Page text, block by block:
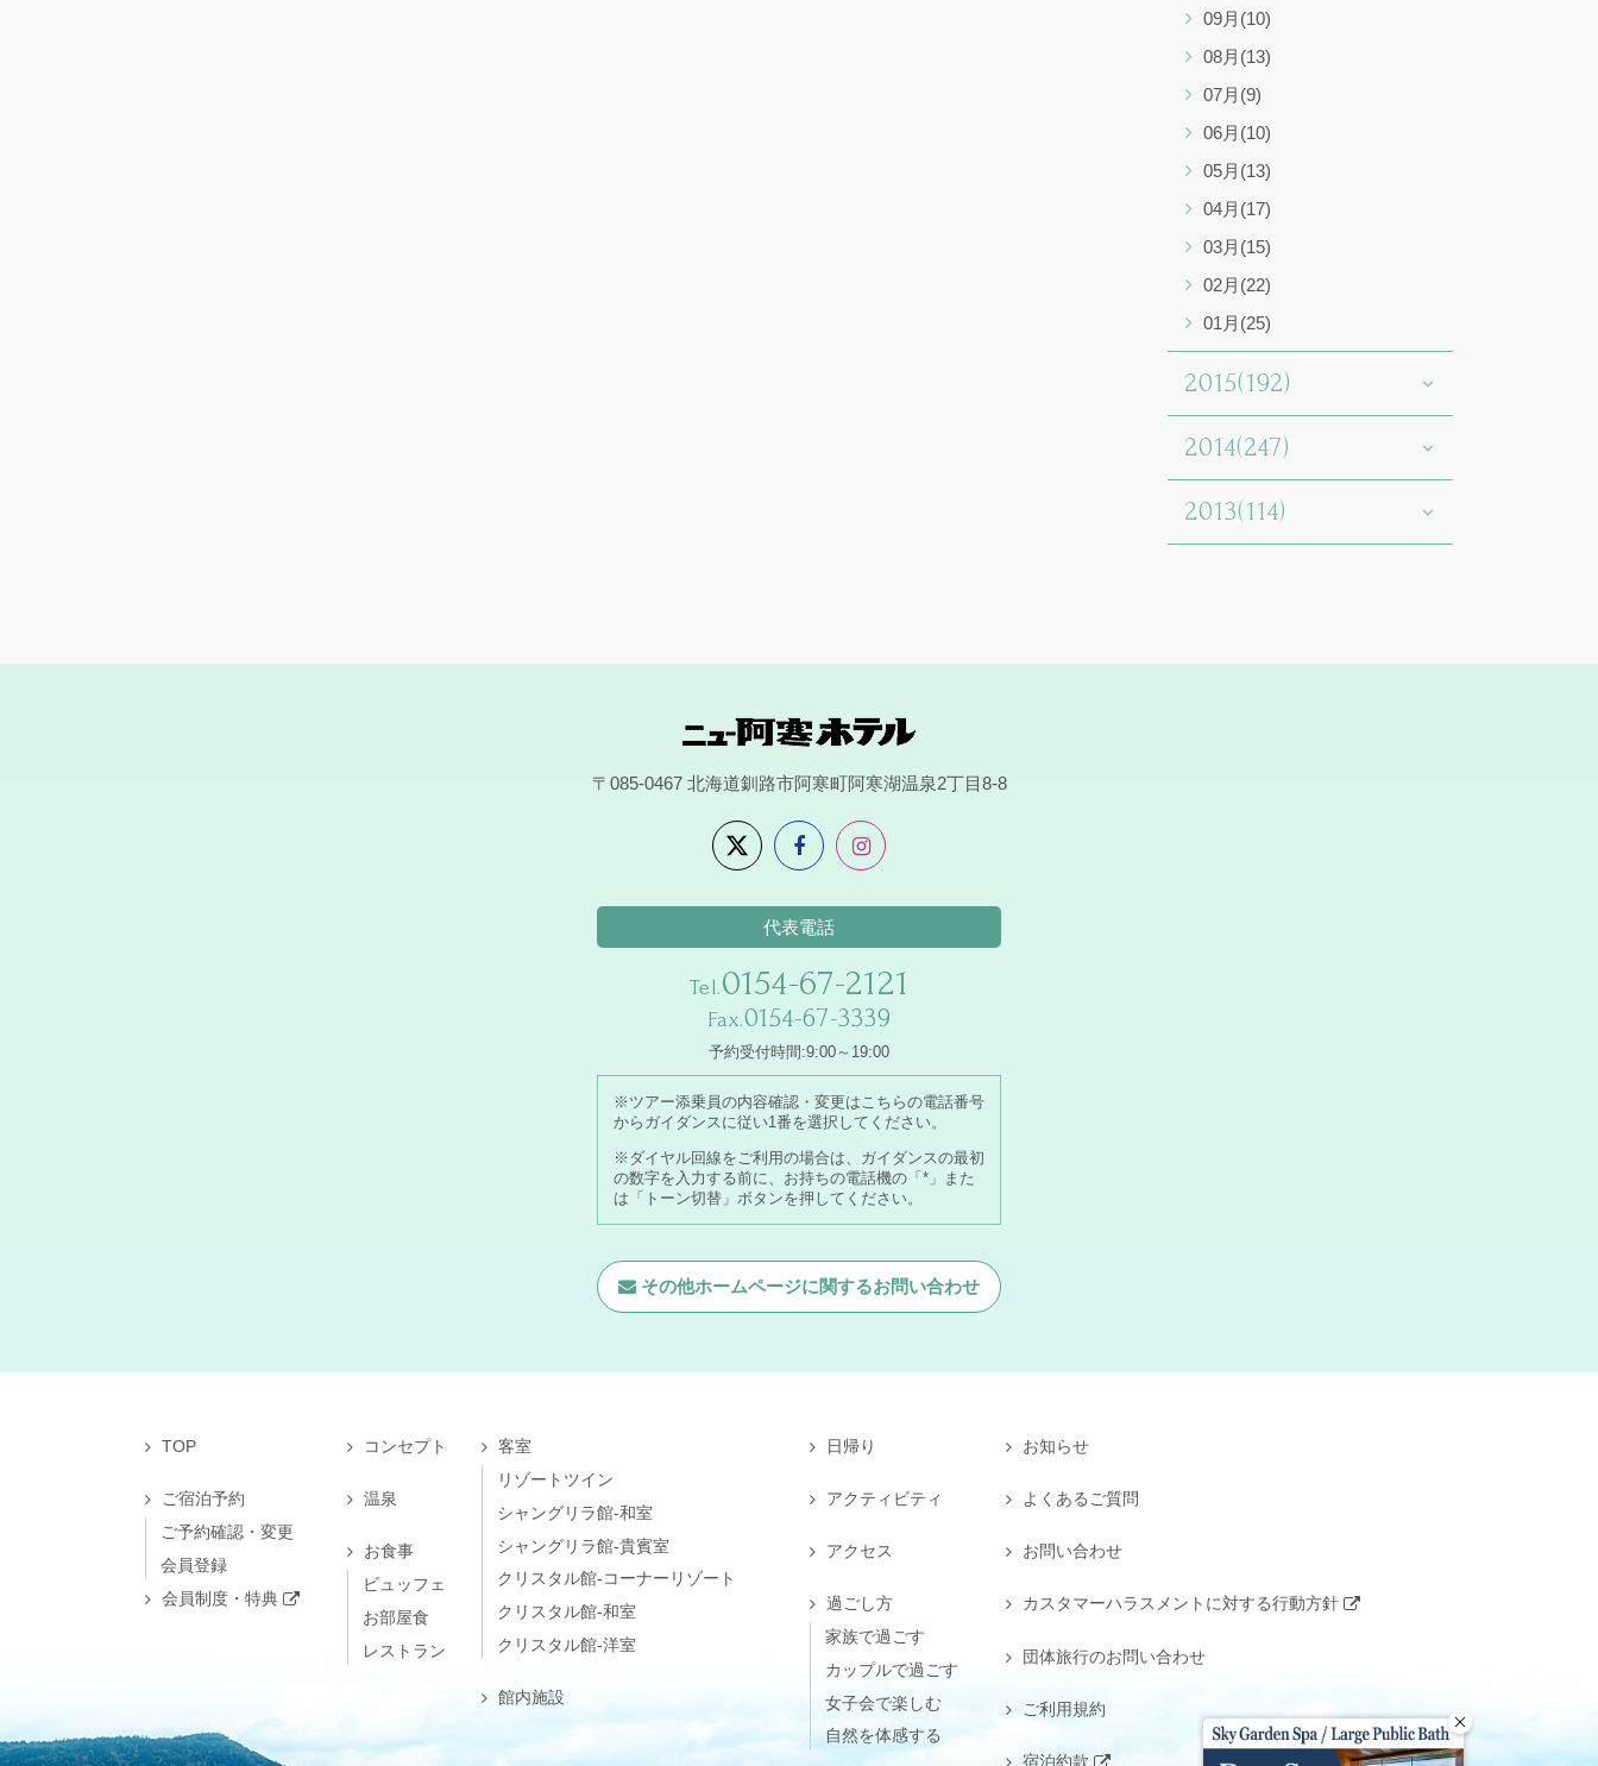
09月(10)
08月(13)
07月(9)
06月(10)
05月(13)
04月(17)
03月(15)
02月(22)
01月(25)
2015(192)
2014(247)
2013(114)
〒085-0467 北海道釧路市阿寒町阿寒湖温泉2丁目8-8
代表電話
Tel.0154-67-2121
Fax.0154-67-3339
予約受付時間:9:00～19:00
※ツアー添乗員の内容確認・変更はこちらの電話番号
からガイダンスに従い1番を選択してください。
※ダイヤル回線をご利用の場合は、ガイダンスの最初
の数字を入力する前に、お持ちの電話機の「*」また
は「トーン切替」ボタンを押してください。
その他ホームページに関するお問い合わせ
TOP
ご宿泊予約
ご予約確認・変更
会員登録
会員制度・特典
コンセプト
温泉
お食事
ビュッフェ
お部屋食
レストラン
客室
リゾートツイン
シャングリラ館-和室
シャングリラ館-貴賓室
クリスタル館-コーナーリゾート
クリスタル館-和室
クリスタル館-洋室
館内施設
日帰り
アクティビティ
アクセス
過ごし方
家族で過ごす
カップルで過ごす
女子会で楽しむ
自然を体感する
お知らせ
よくあるご質問
お問い合わせ
カスタマーハラスメントに対する行動方針
団体旅行のお問い合わせ
ご利用規約
宿泊約款